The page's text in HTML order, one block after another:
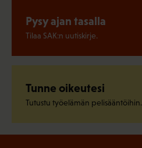
Pysy ajan tasalla
Tilaa SAK:n uutiskirje.
Tunne oikeutesi
Tutustu työelämän pelisääntöihin.